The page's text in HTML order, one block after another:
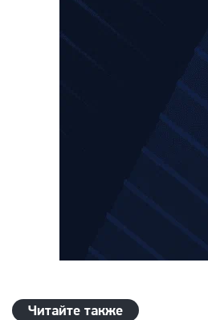
Читайте также